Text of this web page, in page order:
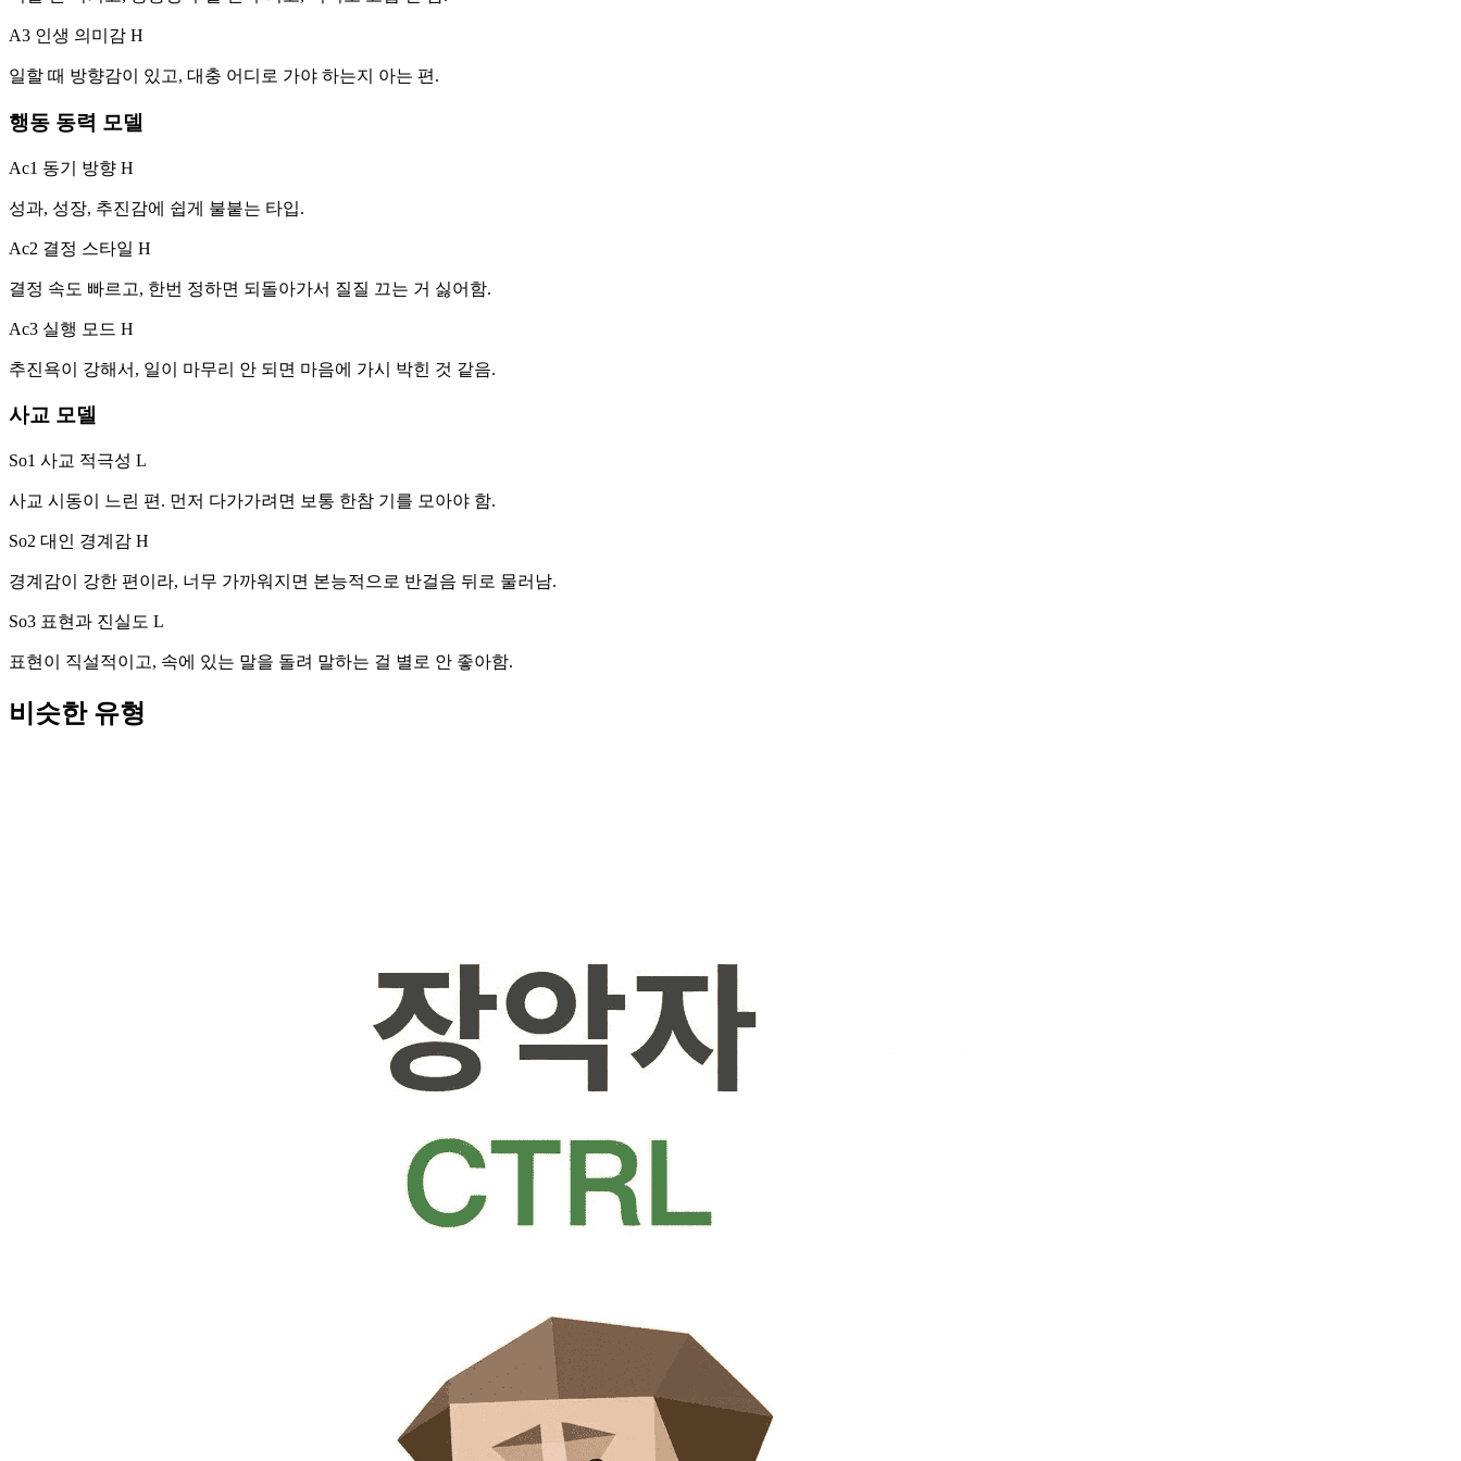
A3 인생 의미감 H
일할 때 방향감이 있고, 대충 어디로 가야 하는지 아는 편.
행동 동력 모델
Ac1 동기 방향 H
성과, 성장, 추진감에 쉽게 불붙는 타입.
Ac2 결정 스타일 H
결정 속도 빠르고, 한번 정하면 되돌아가서 질질 끄는 거 싫어함.
Ac3 실행 모드 H
추진욕이 강해서, 일이 마무리 안 되면 마음에 가시 박힌 것 같음.
사교 모델
So1 사교 적극성 L
사교 시동이 느린 편. 먼저 다가가려면 보통 한참 기를 모아야 함.
So2 대인 경계감 H
경계감이 강한 편이라, 너무 가까워지면 본능적으로 반걸음 뒤로 물러남.
So3 표현과 진실도 L
표현이 직설적이고, 속에 있는 말을 돌려 말하는 걸 별로 안 좋아함.
비슷한 유형